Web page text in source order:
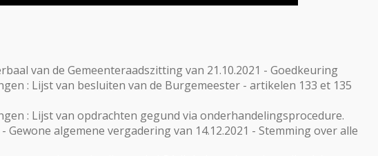
van de Gemeenteraadszitting van 21.10.2021 - Goedkeuring
: Lijst van besluiten van de Burgemeester - artikelen 133 et 135
: Lijst van opdrachten gegund via onderhandelingsprocedure.
Gewone algemene vergadering van 14.12.2021 - Stemming over alle